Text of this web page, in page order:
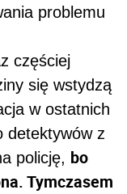
problemu
częściej
się wstydzą
w ostatnich
detektywów z
policję, bo
Tymczasem